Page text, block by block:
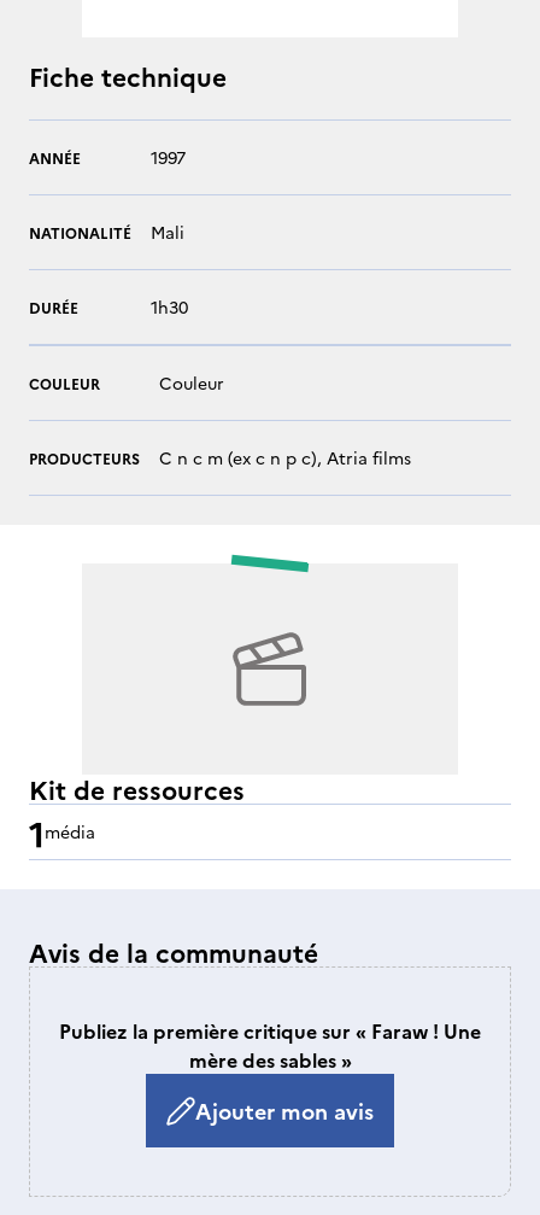
Fiche technique
ANNÉE 1997
NATIONALITÉ Mali
DURÉE 1h30
COULEUR Couleur
PRODUCTEURS C n c m (ex c n p c), Atria films
Kit de ressources
1média
Avis de la communauté
Publiez la première critique sur « Faraw ! Une
mère des sables »
Ajouter mon avis